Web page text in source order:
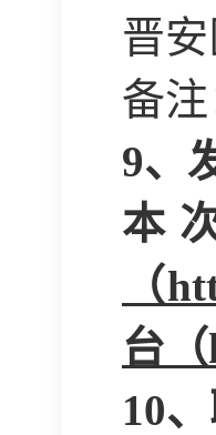
晋
备
9、
本
（
台
10